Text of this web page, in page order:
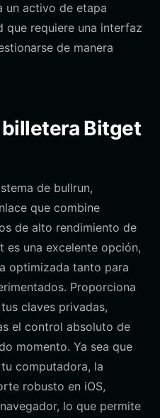
un activo de etapa
requiere una interfaz
de manera
billetera Bitget
de bullrun,
que combine
de alto rendimiento de
es una excelente opción,
optimizada tanto para
Proporciona
claves privadas,
el control absoluto de
momento. Ya sea que
computadora, la
robusto en iOS,
lo que permite